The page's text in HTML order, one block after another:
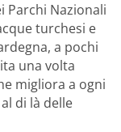
Parchi Nazionali
turchesi e
a pochi
una volta
migliora a ogni
di là delle